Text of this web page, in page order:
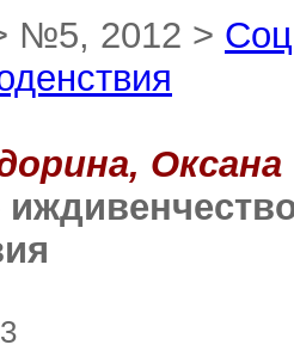
№5, 2012 >
Оксана